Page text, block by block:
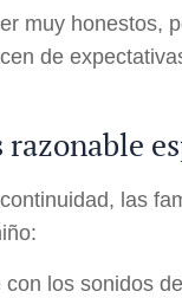
muy honestos,
de
razonable
las
con los sonidos